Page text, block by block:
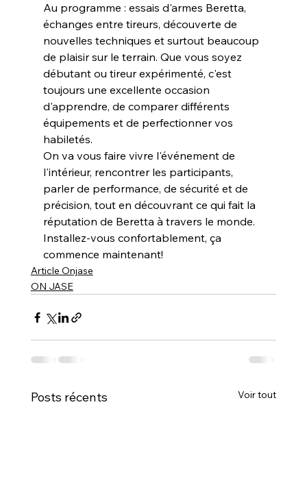
Au programme : essais d'armes Beretta,
échanges entre tireurs, découverte de
nouvelles techniques et surtout beaucoup
de plaisir sur le terrain. Que vous soyez
débutant ou tireur expérimenté, c'est
toujours une excellente occasion
d'apprendre, de comparer différents
équipements et de perfectionner vos
habiletés.
On va vous faire vivre l'événement de
l'intérieur, rencontrer les participants,
parler de performance, de sécurité et de
précision, tout en découvrant ce qui fait la
réputation de Beretta à travers le monde.
Installez-vous confortablement, ça
commence maintenant!
Article Onjase
ON JASE
Posts récents Voir tout